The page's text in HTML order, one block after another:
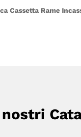
Cassetta Rame